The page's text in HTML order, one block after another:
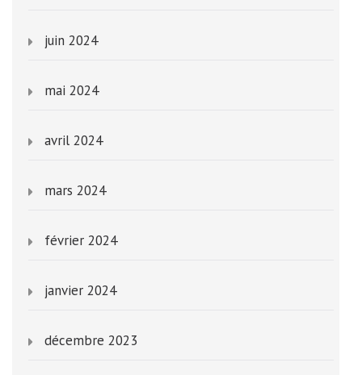
juin 2024
mai 2024
avril 2024
mars 2024
février 2024
janvier 2024
décembre 2023